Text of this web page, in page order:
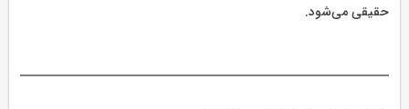
حقیقی می‌شود.